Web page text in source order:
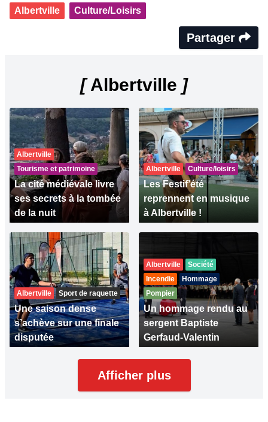
Albertville Culture/Loisirs
Partager
[Albertville ]
Albertville
Tourisme et patrimoine
La cité médiévale livre
ses secrets à la tombée
de la nuit
Albertville Culture/loisirs
Les Festif’été
reprennent en musique
à Albertville !
Albertville Sport de raquette
Une saison dense
s’achève sur une finale
disputée
Albertville
Société
Incendie
Hommage
Pompier
Un hommage rendu au
sergent Baptiste
Gerfaud-Valentin
Afficher plus